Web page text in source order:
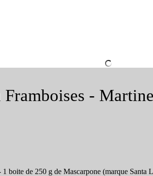
- Martine
boite de 250 g de Mascarpone (marque Santa